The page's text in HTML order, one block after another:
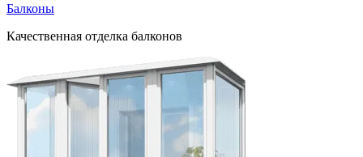
Балконы
Качественная отделка балконов